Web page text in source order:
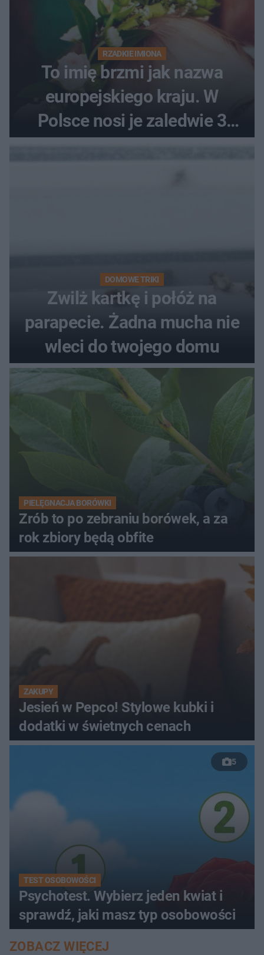
RZADKIE IMIONA
To imię brzmi jak nazwa
europejskiego kraju. W
Polsce nosi je zaledwie 3
kobiety
DOMOWE TRIKI
Zwilż kartkę i połóż na
parapecie. Żadna mucha nie
wleci do twojego domu
PIELĘGNACJA BORÓWKI
Zrób to po zebraniu borówek, a za
rok zbiory będą obfite
ZAKUPY
Jesień w Pepco! Stylowe kubki i
dodatki w świetnych cenach
5
TEST OSOBOWOŚCI
Psychotest. Wybierz jeden kwiat i
sprawdź, jaki masz typ osobowości
ZOBACZ WIĘCEJ